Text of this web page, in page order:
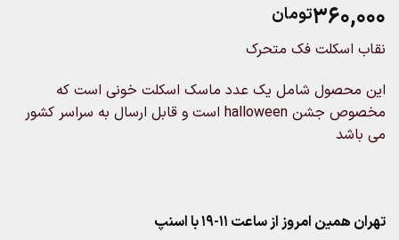
۳۶۰,۰۰۰تومان
نقاب اسکلت فک متحرک
این محصول شامل یک عدد ماسک اسکلت خونی است که
مخصوص جشن halloween است و قابل ارسال به سراسر کشور
می باشد
تهران همین امروز از ساعت ۱۱-۱۹ با اسنپ